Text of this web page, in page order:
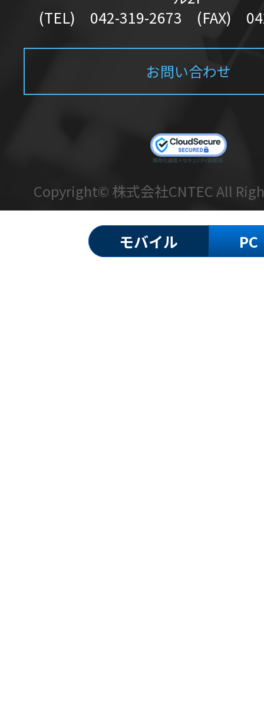
(TEL) 042-319-2673 (FAX)
お問い合わせ
Copyright© 株式会社CNTEC All
モバイル PC